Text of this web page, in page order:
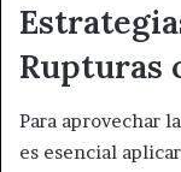
Rupturas
Para aprovechar
es esencial